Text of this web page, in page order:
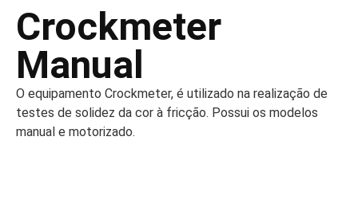
Crockmeter
Manual
O equipamento Crockmeter, é utilizado na realização de
testes de solidez da cor à fricção. Possui os modelos
manual e motorizado.